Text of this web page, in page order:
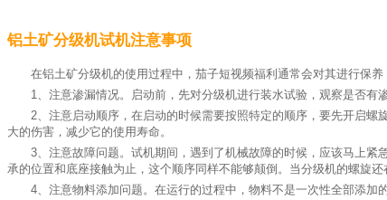
铝土矿分级机试机注意事项
在铝土矿分级机的使用过程中，茄子短视频福利通常会对其进行保
1、注意渗漏情况。启动前，先对分级机进行装水试验，观察是否有
2、注意启动顺序，在启动的时候需要按照特定的顺序，要先开启
大的伤害，减少它的使用寿命。
3、注意故障问题。试机期间，遇到了机械故障的时候，应该马上
承的位置和底座接触为止，这个顺序同样不能够颠倒。当分级机的螺旋
4、注意物料添加问题。在运行的过程中，物料不是一次性全部添加